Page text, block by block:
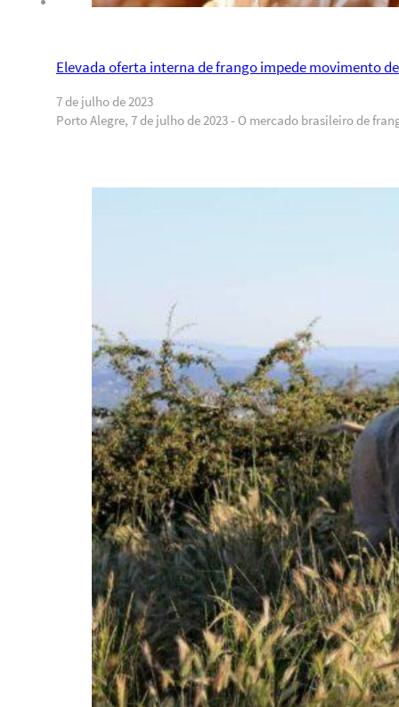
Elevada oferta interna de frango impede movimento
7 de julho de 2023
Porto Alegre, 7 de julho de 2023 - O mercado brasileiro de